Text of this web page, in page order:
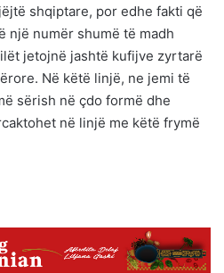
shqiptare, por edhe fakti që
një numër shumë të madh
jetojnë jashtë kufijve zyrtarë
Në këtë linjë, ne jemi të
sërish në çdo formë dhe
në linjë me këtë frymë